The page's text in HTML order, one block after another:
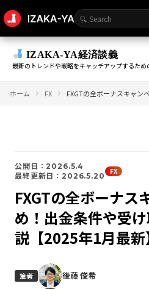
IZAKA-YA経済談義
最新のトレンドや戦略をキャッチアップするため
ホーム FX
公開日：2026.5.4
最終更新日：2026.5.20
FX
FXGTの全ボーナス
め！出金条件や受
説【2025年1月最新
筆者 後藤 俊希